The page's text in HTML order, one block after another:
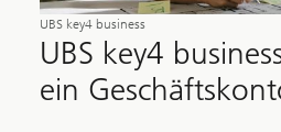
UBS key4 business
UBS key4
ein